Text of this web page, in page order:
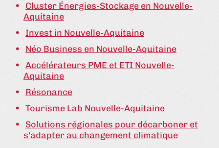
Cluster Énergies-Stockage en Nouvelle-
Aquitaine
Invest in Nouvelle-Aquitaine
Néo Business en Nouvelle-Aquitaine
Accélérateurs PME et ETI Nouvelle-
Aquitaine
Résonance
Tourisme Lab Nouvelle-Aquitaine
Solutions régionales pour décarboner et
s'adapter au changement climatique